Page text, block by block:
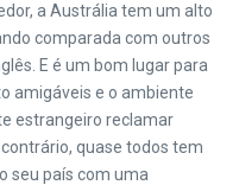
a Austrália tem um alto
comparada com outros
E é um bom lugar para
amigáveis e o ambiente
estrangeiro reclamar
quase todos tem
seu país com uma